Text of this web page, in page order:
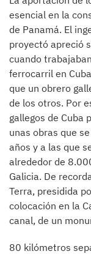
esencial en la
de Panamá. El
proyectó apreció
cuando
ferrocarril en
que un obrero
de los otros. Por
gallegos de Cuba
unas obras que
años y a las que
alrededor de
Galicia. De
Terra, presidida
colocación en la
canal, de un
80 kilómetros